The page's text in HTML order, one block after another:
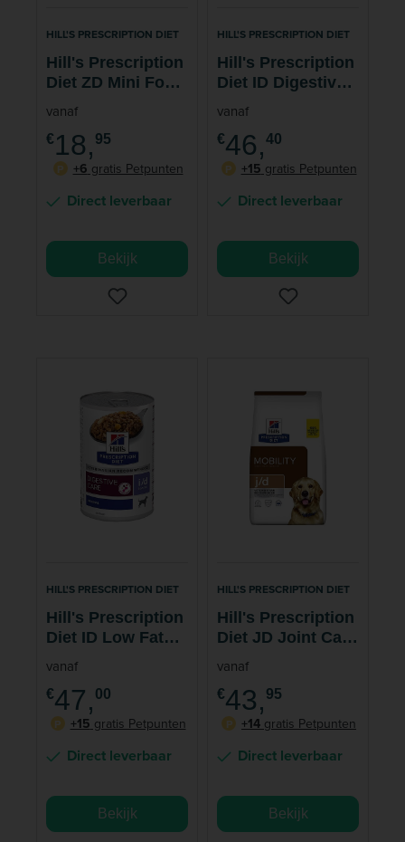
HILL'S PRESCRIPTION DIET
Hill's Prescription
Diet ZD Mini Food
Sensitivities
vanaf
€18, 95
P
+6 gratis Petpunten
Direct leverbaar
Bekijk
HILL'S PRESCRIPTION DIET
Hill's Prescription
Diet ID Digestive
Care Hondenvoer
vanaf
€46,40
P
+15 gratis Petpunten
Direct leverbaar
Bekijk
HILL'S PRESCRIPTION DIET
Hill's Prescription
Diet ID Low Fat
Digestive Care
vanaf
€47, 00
P
+15 gratis Petpunten
Direct leverbaar
Bekijk
HILL'S PRESCRIPTION DIET
Hill's Prescription
Diet JD Joint Care
Hondenvoer
vanaf
€43, 95
P
+14 gratis Petpunten
Direct leverbaar
Bekijk